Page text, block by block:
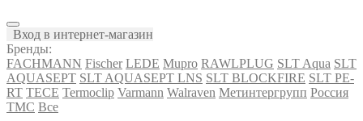
Вход в интернет-магазин
Бренды:
FACHMANN Fischer LEDE Mupro RAWLPLUG SLT Aqua SLT
AQUASEPT SLT AQUASEPT LNS SLT BLOCKFIRE SLT PE-
RT TECE Termoclip Varmann Walraven Метинтергрупп Россия
ТМС Все